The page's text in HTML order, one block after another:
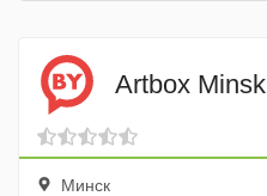
Artbox Minsk
Минск